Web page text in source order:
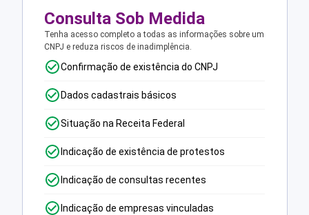
Consulta Sob Medida
Tenha acesso completo a todas as informações sobre um
CNPJ e reduza riscos de inadimplência.
Confirmação de existência do CNPJ
Dados cadastrais básicos
Situação na Receita Federal
Indicação de existência de protestos
Indicação de consultas recentes
Indicação de empresas vinculadas